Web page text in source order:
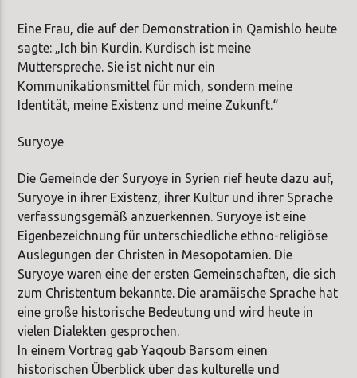
Eine Frau, die auf der Demonstration in Qamishlo heute
sagte: „Ich bin Kurdin. Kurdisch ist meine
Mutterspreche. Sie ist nicht nur ein
Kommunikationsmittel für mich, sondern meine
Identität, meine Existenz und meine Zukunft.“
Suryoye
Die Gemeinde der Suryoye in Syrien rief heute dazu auf,
Suryoye in ihrer Existenz, ihrer Kultur und ihrer Sprache
verfassungsgemäß anzuerkennen. Suryoye ist eine
Eigenbezeichnung für unterschiedliche ethno-religiöse
Auslegungen der Christen in Mesopotamien. Die
Suryoye waren eine der ersten Gemeinschaften, die sich
zum Christentum bekannte. Die aramäische Sprache hat
eine große historische Bedeutung und wird heute in
vielen Dialekten gesprochen.
In einem Vortrag gab Yaqoub Barsom einen
historischen Überblick über das kulturelle und